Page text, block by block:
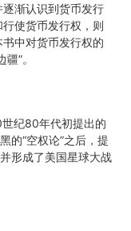
渐认识到货币发行
使货币发行权，则
中对货币发行权的
”。
纪80年代初提出的
的“空权论”之后，提
形成了美国星球大战